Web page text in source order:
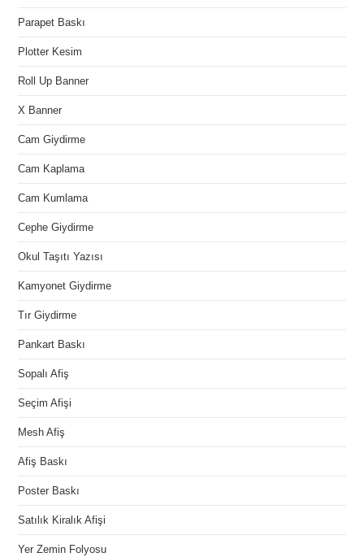
Parapet Baskı
Plotter Kesim
Roll Up Banner
X Banner
Cam Giydirme
Cam Kaplama
Cam Kumlama
Cephe Giydirme
Okul Taşıtı Yazısı
Kamyonet Giydirme
Tır Giydirme
Pankart Baskı
Sopalı Afiş
Seçim Afişi
Mesh Afiş
Afiş Baskı
Poster Baskı
Satılık Kiralık Afişi
Yer Zemin Folyosu